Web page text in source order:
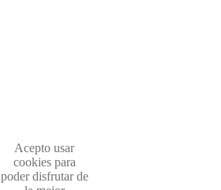
Acepto usar
cookies para
poder disfrutar de